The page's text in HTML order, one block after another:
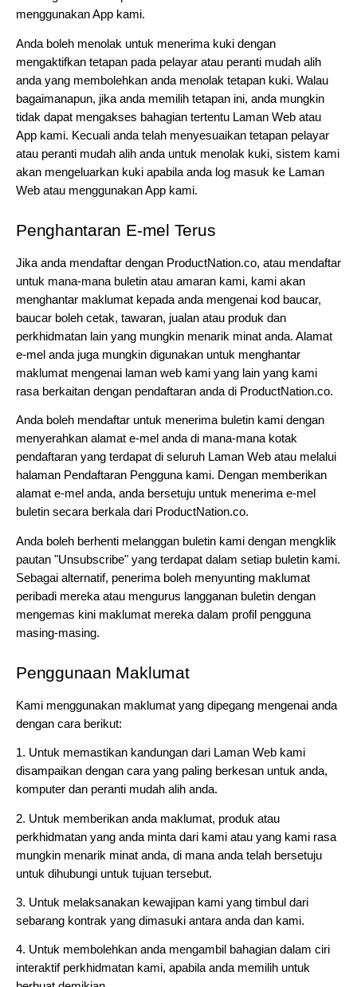
menggunakan App kami.
Anda boleh menolak untuk menerima kuki dengan
mengaktifkan tetapan pada pelayar atau peranti mudah alih
anda yang membolehkan anda menolak tetapan kuki. Walau
bagaimanapun, jika anda memilih tetapan ini, anda mungkin
tidak dapat mengakses bahagian tertentu Laman Web atau
App kami. Kecuali anda telah menyesuaikan tetapan pelayar
atau peranti mudah alih anda untuk menolak kuki, sistem kami
akan mengeluarkan kuki apabila anda log masuk ke Laman
Web atau menggunakan App kami.
Penghantaran E-mel Terus
Jika anda mendaftar dengan ProductNation.co, atau mendaftar
untuk mana-mana buletin atau amaran kami, kami akan
menghantar maklumat kepada anda mengenai kod baucar,
baucar boleh cetak, tawaran, jualan atau produk dan
perkhidmatan lain yang mungkin menarik minat anda. Alamat
e-mel anda juga mungkin digunakan untuk menghantar
maklumat mengenai laman web kami yang lain yang kami
rasa berkaitan dengan pendaftaran anda di ProductNation.co.
Anda boleh mendaftar untuk menerima buletin kami dengan
menyerahkan alamat e-mel anda di mana-mana kotak
pendaftaran yang terdapat di seluruh Laman Web atau melalui
halaman Pendaftaran Pengguna kami. Dengan memberikan
alamat e-mel anda, anda bersetuju untuk menerima e-mel
buletin secara berkala dari ProductNation.co.
Anda boleh berhenti melanggan buletin kami dengan mengklik
pautan "Unsubscribe" yang terdapat dalam setiap buletin kami.
Sebagai alternatif, penerima boleh menyunting maklumat
peribadi mereka atau mengurus langganan buletin dengan
mengemas kini maklumat mereka dalam profil pengguna
masing-masing.
Penggunaan Maklumat
Kami menggunakan maklumat yang dipegang mengenai anda
dengan cara berikut:
1. Untuk memastikan kandungan dari Laman Web kami
disampaikan dengan cara yang paling berkesan untuk anda,
komputer dan peranti mudah alih anda.
2. Untuk memberikan anda maklumat, produk atau
perkhidmatan yang anda minta dari kami atau yang kami rasa
mungkin menarik minat anda, di mana anda telah bersetuju
untuk dihubungi untuk tujuan tersebut.
3. Untuk melaksanakan kewajipan kami yang timbul dari
sebarang kontrak yang dimasuki antara anda dan kami.
4. Untuk membolehkan anda mengambil bahagian dalam ciri
interaktif perkhidmatan kami, apabila anda memilih untuk